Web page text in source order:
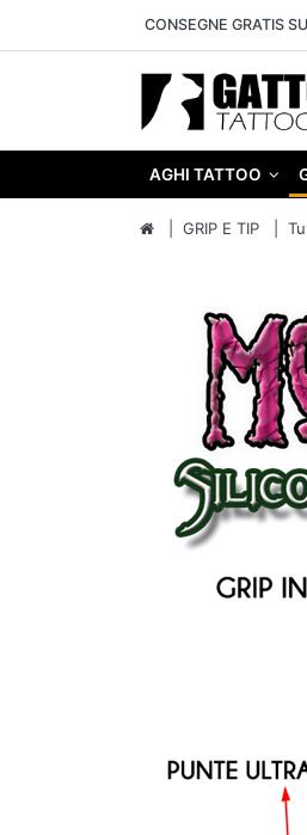
CONSEGNE GRATIS
AGHI TATTOO
GRIP E TIP